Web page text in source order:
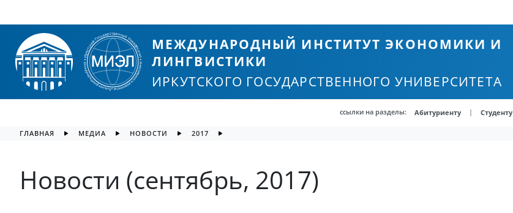
МЕЖДУНАРОДНЫЙ ИНСТИТУТ ЭКОНОМИКИ И
ЛИНГВИСТИКИ
ИРКУТСКОГО ГОСУДАРСТВЕННОГО УНИВЕРСИТЕТА
ссылки на разделы: Абитуриенту | Студенту
ГЛАВНАЯ МЕДИА НОВОСТИ 2017
Новости (сентябрь, 2017)